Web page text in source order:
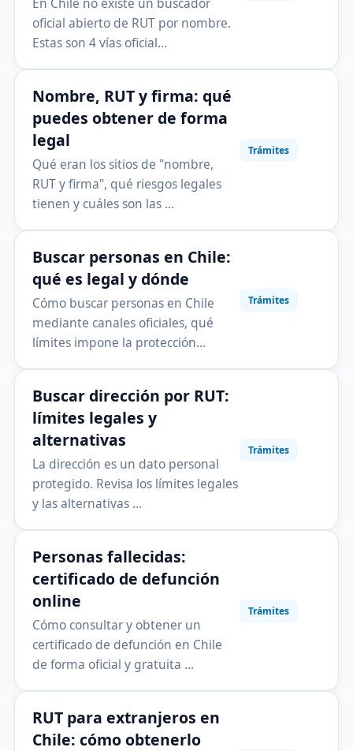
oficial abierto de RUT por nombre.
Estas son 4 vías oficial…
Nombre, RUT y firma: qué
puedes obtener de forma
legal
Qué eran los sitios de "nombre,
RUT y firma", qué riesgos legales
tienen y cuáles son las …
Trámites
Buscar personas en Chile:
qué es legal y dónde
Cómo buscar personas en Chile
mediante canales oficiales, qué
límites impone la protección…
Trámites
Buscar dirección por RUT:
límites legales y
alternativas
La dirección es un dato personal
protegido. Revisa los límites legales
y las alternativas …
Trámites
Personas fallecidas:
certificado de defunción
online
Cómo consultar y obtener un
certificado de defunción en Chile
de forma oficial y gratuita …
Trámites
RUT para extranjeros en
Chile: cómo obtenerlo